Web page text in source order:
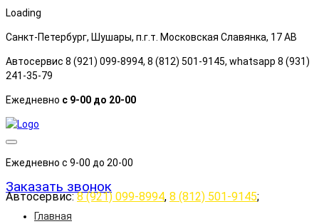
Loading
Санкт-Петербург, Шушары, п.г.т. Московская Славянка, 17 АB
Автосервис 8 (921) 099-8994, 8 (812) 501-9145, whatsapp 8 (931)
241-35-79
Ежедневно с 9-00 до 20-00
Ежедневно с 9-00 до 20-00
Заказать звонок
Автосервис:8 (921) 099-8994, 8 (812) 501-9145;
Главная